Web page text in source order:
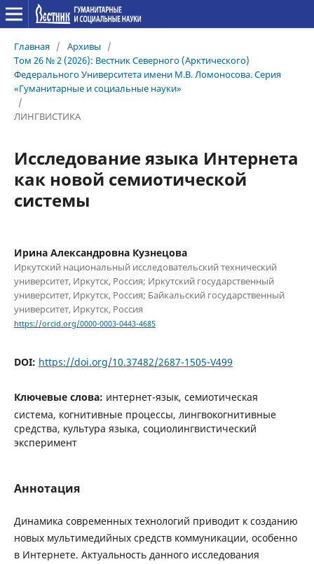
Главная / Архивы
/
Том 26 № 2 (2026): Вестник Северного (Арктического)
Федерального Университета имени М.В. Ломоносова. Серия
«Гуманитарные и социальные науки»
/
ЛИНГВИСТИКА
Исследование языка Интернета
как новой семиотической
системы
Ирина Александровна Кузнецова
Иркутский национальный исследовательский технический
университет, Иркутск, Россия; Иркутский государственный
университет, Иркутск, Россия; Байкальский государственный
университет, Иркутск, Россия
https://orcid.org/0000-0003-0443-4685
DOI: https://doi.org/10.37482/2687-1505-V499
Ключевые слова: интернет-язык, семиотическая
система, когнитивные процессы, лингвокогнитивные
средства, культура языка, социолингвистический
эксперимент
Аннотация
Динамика современных технологий приводит к созданию
новых мультимедийных средств коммуникации, особенно
в Интернете. Актуальность данного исследования